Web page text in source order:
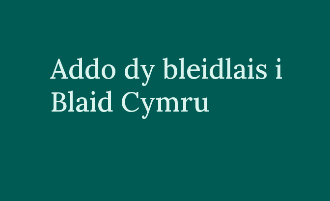
Addo dy bleidlais i
Blaid Cymru